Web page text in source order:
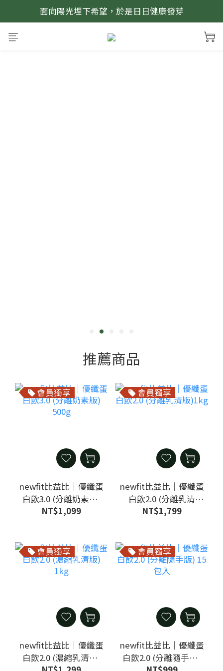
面向陽光埋下希望，於是日日健康發芽
推薦商品
會員獨享
newfit比益比｜優纖蛋
白飲3.0 (分離奶素版)
500g
NT$1,099
會員獨享
newfit比益比｜優纖蛋
白飲2.0 (分離乳清
版)1kg
NT$1,799
會員獨享
newfit比益比｜優纖蛋
白飲2.0 (濃縮乳清版)
會員獨享
newfit比益比｜優纖蛋
白飲2.0 (分離隨手版)